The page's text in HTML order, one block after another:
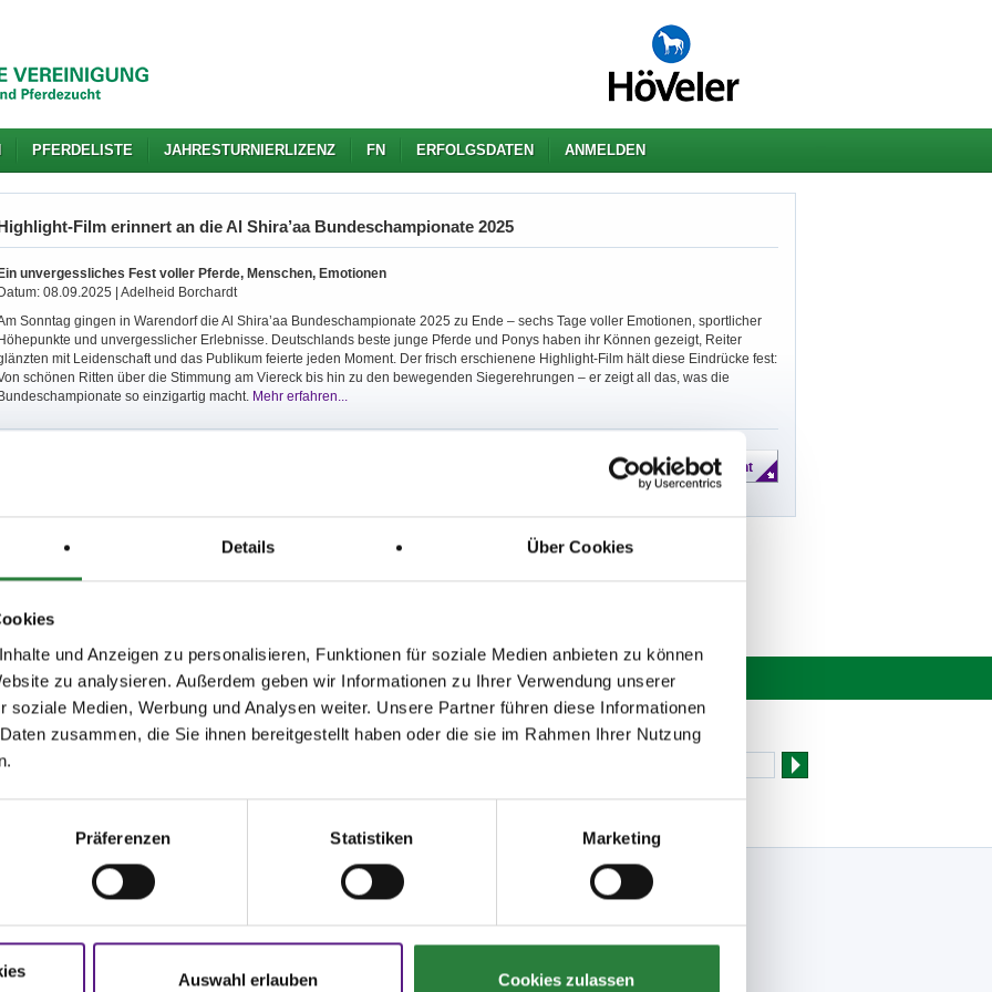
Details Über Cookies
und Anzeigen zu personalisieren, Funktionen für soziale Medien anbieten zu können
zu analysieren. Außerdem geben wir Informationen zu Ihrer Verwendung unserer
soziale Medien, Werbung und Analysen weiter. Unsere Partner führen diese Informationen
zusammen, die Sie ihnen bereitgestellt haben oder die sie im Rahmen Ihrer Nutzung
Präferenzen Statistiken Marketing
Auswahl erlauben Cookies zulassen
PFERDELISTE JAHRESTURNIERLIZENZ FN ERFOLGSDATEN ANMELDEN
Film erinnert an die Al Shira’aa Bundeschampionate 2025
Ein unvergessliches Fest voller Pferde, Menschen, Emotionen
Datum: 08.09.2025 | Adelheid Borchardt
Sonntag gingen in Warendorf die Al Shira’aa Bundeschampionate 2025 zu Ende – sechs Tage voller Emotionen, sportlicher
Höhepunkte und unvergesslicher Erlebnisse. Deutschlands beste junge Pferde und Ponys haben ihr Können gezeigt, Reiter
mit Leidenschaft und das Publikum feierte jeden Moment. Der frisch erschienene Highlight-Film hält diese Eindrücke fest:
schönen Ritten über die Stimmung am Viereck bis hin zu den bewegenden Siegerehrungen – er zeigt all das, was die
Bundeschampionate so einzigartig macht. Mehr erfahren...
und Antworten
Onlinehilfe bietet Ihnen
Startbereitschaft.online Newsletter bestellen
Bücher
E-Books & Apps
Folge uns
Facebook
Instagram